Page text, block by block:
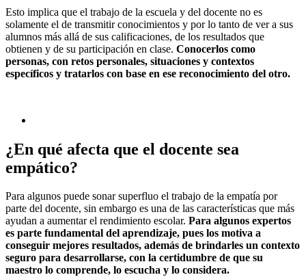
Esto implica que el trabajo de la escuela y del docente no es
solamente el de transmitir conocimientos y por lo tanto de ver a sus
alumnos más allá de sus calificaciones, de los resultados que
obtienen y de su participación en clase. Conocerlos como
personas, con retos personales, situaciones y contextos
específicos y tratarlos con base en ese reconocimiento del otro.
¿En qué afecta que el docente sea
empático?
Para algunos puede sonar superfluo el trabajo de la empatía por
parte del docente, sin embargo es una de las características que más
ayudan a aumentar el rendimiento escolar. Para algunos expertos
es parte fundamental del aprendizaje, pues los motiva a
conseguir mejores resultados, además de brindarles un contexto
seguro para desarrollarse, con la certidumbre de que su
maestro lo comprende, lo escucha y lo considera.